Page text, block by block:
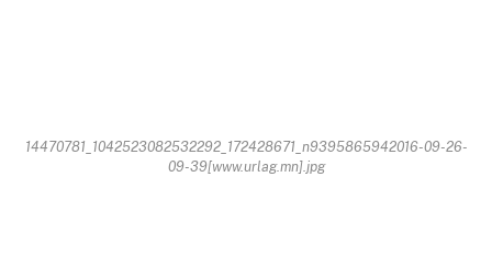
14470781_1042523082532292_172428671_n9395865942016-09-26-
09-39[www.urlag.mn].jpg